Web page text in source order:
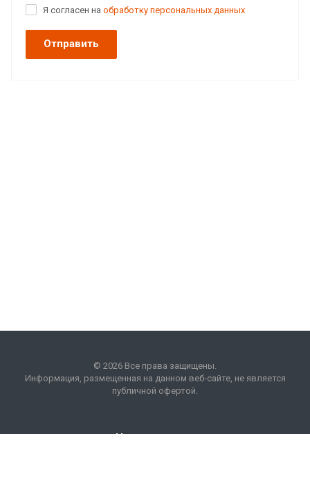
Я согласен на обработку персональных данных
© 2026 Все права защищены.
Информация, размещенная на данном веб-сайте, не является
публичной офертой.
Наши контакты